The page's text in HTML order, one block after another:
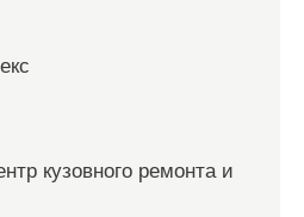
кузовного ремонта и